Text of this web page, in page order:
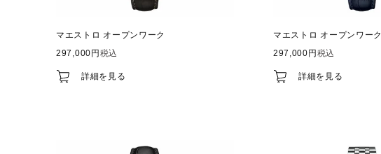
マエストロ オープンワーク
297,000
税込
詳細を見る
マエストロ オープンワーク
297,000
税込
詳細を見る